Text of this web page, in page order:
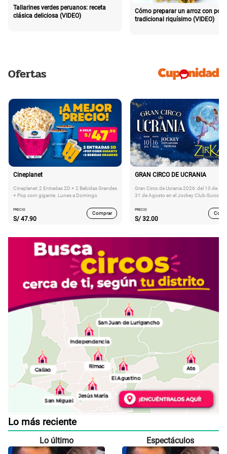
Tallarines verdes peruanos: receta
clásica deliciosa (VIDEO)
Cómo preparar un arroz con pollo
tradicional riquísimo (VIDEO)
Ofertas
Cineplanet
Cineplanet: 2 Entradas 2D + 2 Bebidas Grandes
+ Pop corn gigante. Lunes a Domingo
PRECIO
S/ 47.90
Comprar
GRAN CIRCO DE UCRANIA
Gran Circo de Ucrania 2026: del 10 de
31 de Agosto en el Jockey Club-Surco
PRECIO
S/ 32.00
Lo más reciente
Lo último Espectáculos